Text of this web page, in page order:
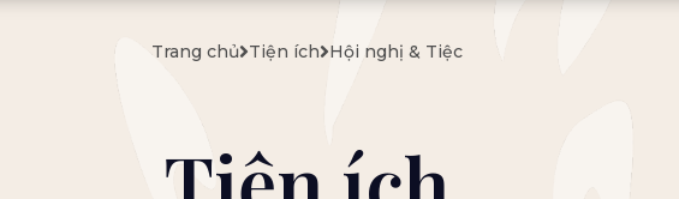
Trang chủ Tiện ích Hội nghị & Tiệc